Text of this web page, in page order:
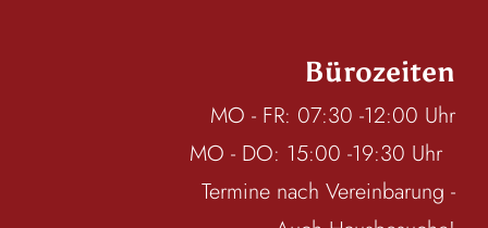
Bürozeiten
MO - FR: 07:30 -12:00 Uhr
MO - DO: 15:00 -19:30 Uhr
Termine nach Vereinbarung -